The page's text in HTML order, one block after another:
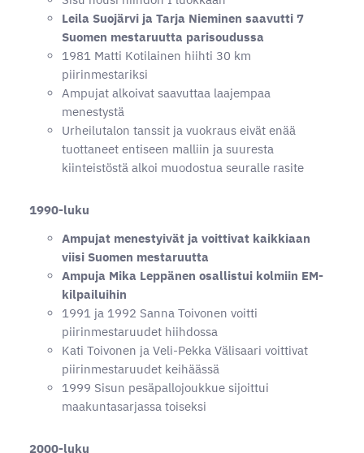
Leila Suojärvi ja Tarja Nieminen saavutti 7
Suomen mestaruutta parisoudussa
1981 Matti Kotilainen hiihti 30 km
piirinmestariksi
Ampujat alkoivat saavuttaa laajempaa
menestystä
Urheilutalon tanssit ja vuokraus eivät enää
tuottaneet entiseen malliin ja suuresta
kiinteistöstä alkoi muodostua seuralle rasite
1990-luku
Ampujat menestyivät ja voittivat kaikkiaan
viisi Suomen mestaruutta
Ampuja Mika Leppänen osallistui kolmiin EM-
kilpailuihin
1991 ja 1992 Sanna Toivonen voitti
piirinmestaruudet hiihdossa
Kati Toivonen ja Veli-Pekka Välisaari voittivat
piirinmestaruudet keihäässä
1999 Sisun pesäpallojoukkue sijoittui
maakuntasarjassa toiseksi
2000-luku